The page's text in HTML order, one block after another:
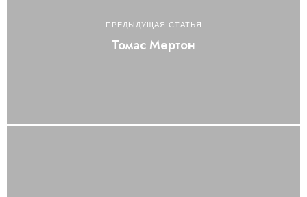
ПРЕДЫДУЩАЯ СТАТЬЯ
Томас Мертон